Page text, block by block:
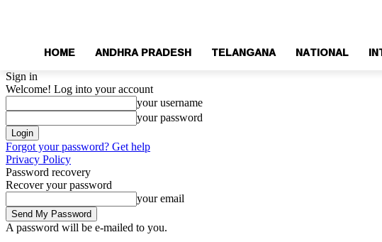
HOME ANDHRA PRADESH TELANGANA NATIONAL
Sign in
Welcome! Log into your account
your username
your password
Forgot your password? Get help
Privacy Policy
Password recovery
Recover your password
your email
A password will be e-mailed to you.